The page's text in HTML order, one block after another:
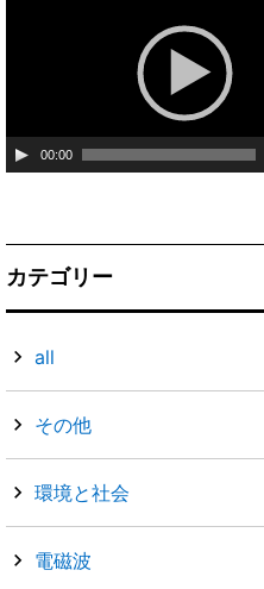
ー
00:00
カテゴリー
all
その他
環境と社会
電磁波